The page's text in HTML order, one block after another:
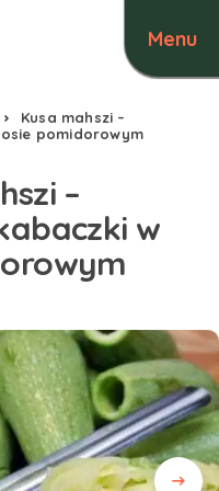
Kusa mahszi –
pomidorowym
–
w